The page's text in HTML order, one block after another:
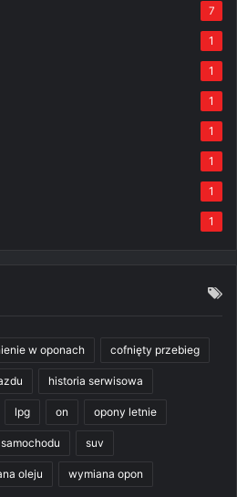
7
1
1
1
1
1
1
1
w oponach cofnięty przebieg
historia serwisowa
lpg on opony letnie
suv
oleju wymiana opon